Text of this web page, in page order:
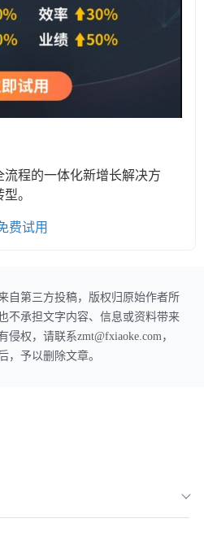
程的一体化新增长解决方
。
费试用
自第三方投稿，版权归原始作者所
不承担文字内容、信息或资料带来
权，请联系zmt@fxiaoke.com，
，予以删除文章。